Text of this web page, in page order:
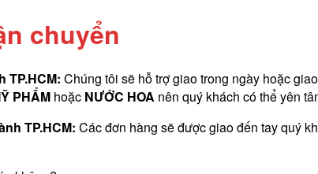
chuyển
Chúng tôi sẽ hỗ trợ giao trong ngày hoặc
PHẨM hoặc NƯỚC HOA nên quý khách có thể yên
TP.HCM: Các đơn hàng sẽ được giao đến tay quý